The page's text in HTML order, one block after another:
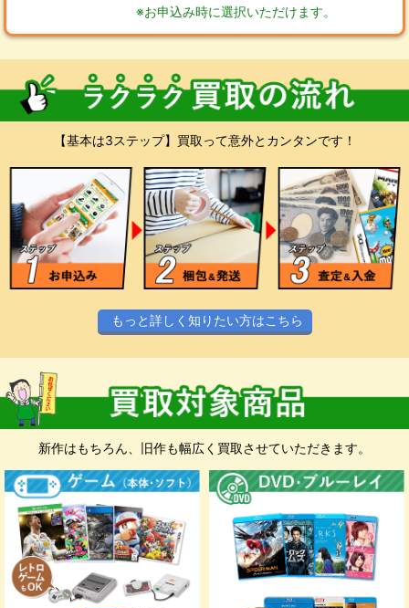
※お申込み時に選択いただけます。
【基本は3ステップ】買取って意外とカンタンです！
もっと詳しく知りたい方はこちら
スマホやPCからお気軽にお申込みくださ
い。 無料集荷、無料ダンボールをご希望の
お申込み前に
入金先確認のため、お手元に銀行口座の情報と身分証明書が分
かるものをご準備いただくと入力に便利です。
※身分証明書は、スマホなどで撮影したものをお申込み時にア
ップロードしていただきます。
新作はもちろん、旧作も幅広く買取させていただきます。